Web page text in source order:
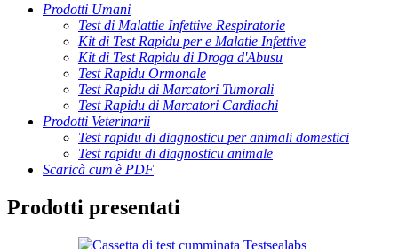
Prodotti Umani
Test di Malattie Infettive Respiratorie
Kit di Test Rapidu per e Malatie Infettive
Kit di Test Rapidu di Droga d'Abusu
Test Rapidu Ormonale
Test Rapidu di Marcatori Tumorali
Test Rapidu di Marcatori Cardiachi
Prodotti Veterinarii
Test rapidu di diagnosticu per animali domestici
Test rapidu di diagnosticu animale
Scaricà cum'è PDF
Prodotti presentati